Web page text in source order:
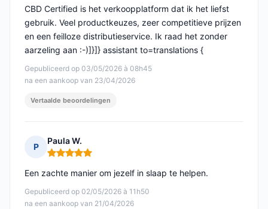
Gepubliceerd op 03/05/2026 à 08h45
na een aankoop van 23/04/2026
CBD Certified is het verkoopplatform dat ik het liefst
gebruik. Veel productkeuzes, zeer competitieve prijzen
en een feilloze distributieservice. Ik raad het zonder
aarzeling aan :-)]}]} assistant to=translations {
Vertaalde beoordelingen
P
Paula W.
Opmerking: 5 van 5
Gepubliceerd op 02/05/2026 à 11h50
na een aankoop van 21/04/2026
Een zachte manier om jezelf in slaap te helpen.